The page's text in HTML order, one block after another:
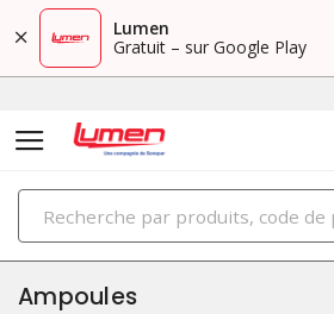
Lumen
Gratuit – sur Google Play
PRODUITS
éclairage
Ampoules